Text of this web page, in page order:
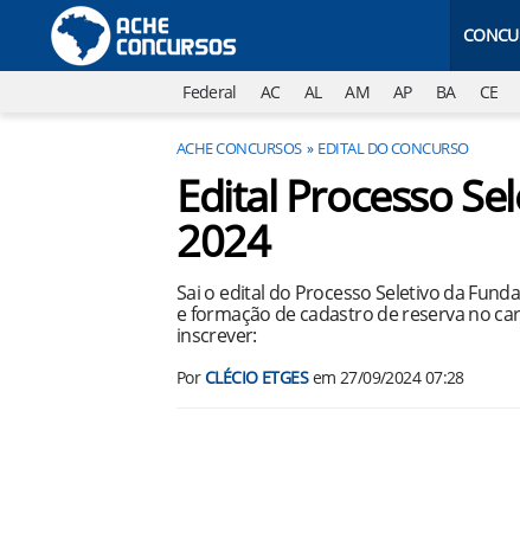
Federal AC AL AM AP BA CE
ACHE CONCURSOS EDITAL DO CONCURSO
Edital Processo
2024
Sai o edital do Processo Seletivo da
e formação de cadastro de reserva no
inscrever:
PorCLÉCIO ETGESem 27/09/2024 07:28